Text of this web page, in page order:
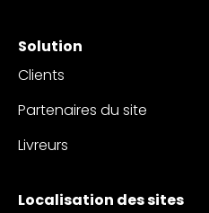
Solution
Clients
Partenaires du site
Livreurs
Localisation des sites